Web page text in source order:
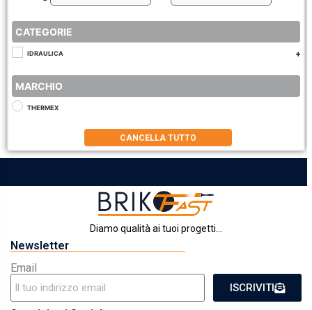
CATEGORIE
IDRAULICA
MARCHIO
THERMEX
CANCELLA TUTTO
Diamo qualità ai tuoi progetti...
Newsletter
Email
ISCRIVITI